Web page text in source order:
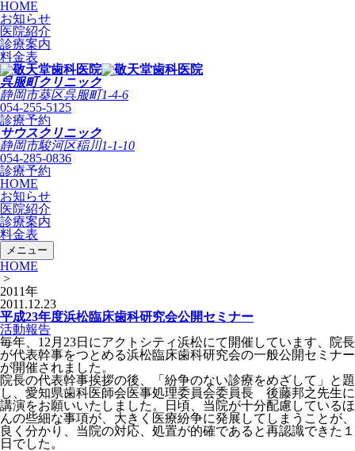
HOME
お知らせ
医院紹介
診療案内
料金表
呉服町クリニック
静岡市葵区呉服町1-4-6
054-255-5125
診療予約
サウスクリニック
静岡市駿河区稲川1-1-10
054-285-0836
診療予約
HOME
お知らせ
医院紹介
診療案内
料金表
メニュー
HOME
>
2011年
2011.12.23
平成23年度浜松臨床歯科研究会公開セミナー
活動報告
毎年、12月23日にアクトシティ浜松にて開催しています、院長
が代表幹事をつとめる浜松臨床歯科研究会の一般公開セミナー
が開催されました。
院長の代表幹事挨拶の後、「紛争のない診療をめざして」と題
し、愛知県歯科医師会医事処理委員会委員長 後藤邦之先生に
講演をお願いいたしました。日頃、当院が十分配慮しているほ
んの些細な事項が、大きく医療紛争に発展してしまうことが、
良く分かり、当院の対応、処置が的確であると再認識できた１
日でした。